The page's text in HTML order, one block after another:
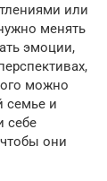
или
менять
эмоции,
можно
семье и
себе
они